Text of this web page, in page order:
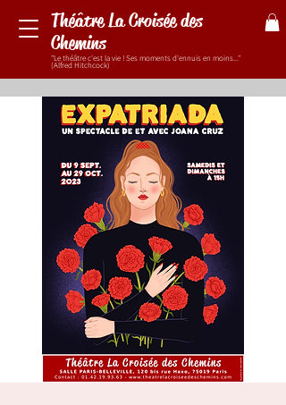
Théâtre La Croisée des
Chemins
"Le théâtre c'est la vie ! Ses moments d'ennuis en moins..."
(Alfred Hitchcock)